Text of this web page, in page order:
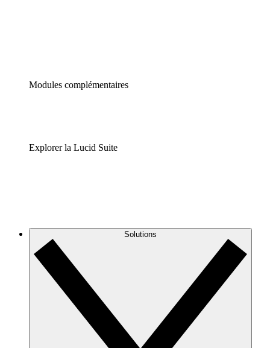
Modules complémentaires
Explorer la Lucid Suite
Solutions